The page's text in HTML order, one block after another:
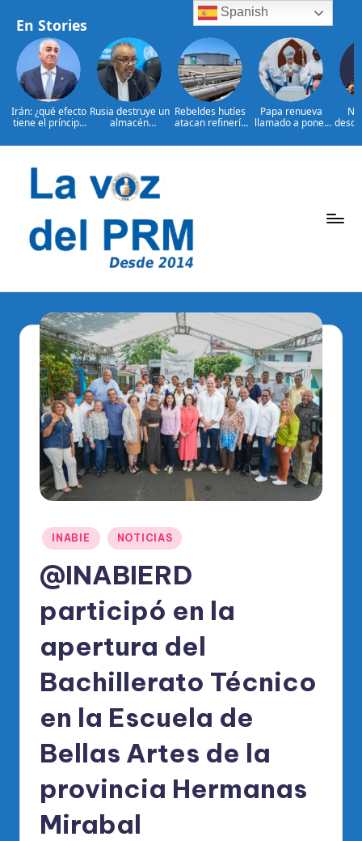
En Stories
Irán: ¿qué efecto
tiene el príncipe
Pahlavi?
Rusia destruye un
almacén
OMS en Ucrania
Rebeldes hutíes
atacan refinería
en Yemen
Papa renueva
llamado a poner
de Ucrania
contenido
ri
o
di
O
fi
al
el
R
Del
PRM
Publicado
en
INABIE NOTICIAS
@INABIERD
participó en la
apertura del
Bachillerato Técnico
en la Escuela de
Bellas Artes de la
provincia Hermanas
Mirabal
Spanish